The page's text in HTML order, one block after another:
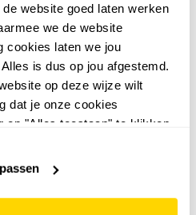
website goed laten werken
we de website
cookies laten we jou
is dus op jou afgestemd.
op deze wijze wilt
dat je onze cookies
op "Alles toestaan" te klikken.